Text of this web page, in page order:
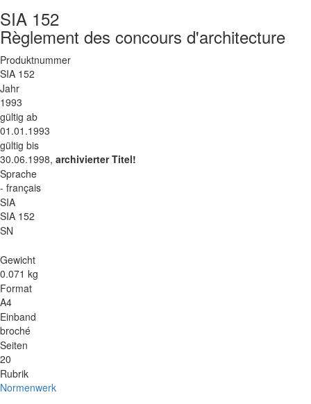
SIA 152
Règlement des concours d'architecture
Produktnummer
SIA 152
Jahr
1993
gültig ab
01.01.1993
gültig bis
30.06.1998, archivierter Titel!
Sprache
- français
SIA
SIA 152
SN
Gewicht
0.071 kg
Format
A4
Einband
broché
Seiten
20
Rubrik
Normenwerk